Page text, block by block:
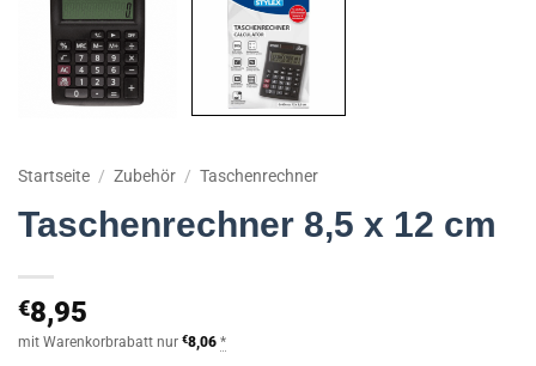
Startseite / Zubehör / Taschenrechner
Taschenrechner 8,5 x 12 cm
€8,95
mit Warenkorbrabatt nur €8,06 *